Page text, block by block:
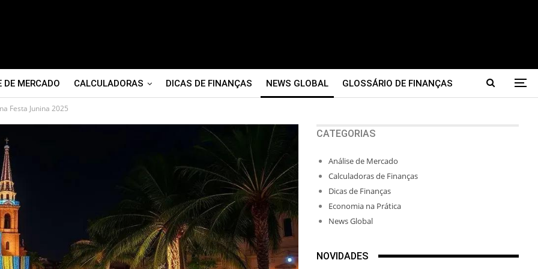
DE MERCADO CALCULADORAS DICAS DE FINANÇAS NEWS GLOBAL GLOSSÁRIO DE FINANÇAS
Festa Junina 2025
CATEGORIAS
Análise de Mercado
Calculadoras de Finanças
Dicas de Finanças
Economia na Prática
News Global
NOVIDADES